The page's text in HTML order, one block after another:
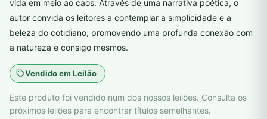
vida em meio ao caos. Através de uma narrativa poética, o
autor convida os leitores a contemplar a simplicidade e a
beleza do cotidiano, promovendo uma profunda conexão com
a natureza e consigo mesmos.
Vendido em Leilão
Este produto foi vendido num dos nossos leilões. Consulta os
próximos leilões para encontrar títulos semelhantes.